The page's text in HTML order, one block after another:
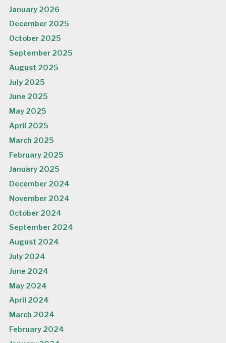
January 2026
December 2025
October 2025
September 2025
August 2025
July 2025
June 2025
May 2025
April 2025
March 2025
February 2025
January 2025
December 2024
November 2024
October 2024
September 2024
August 2024
July 2024
June 2024
May 2024
April 2024
March 2024
February 2024